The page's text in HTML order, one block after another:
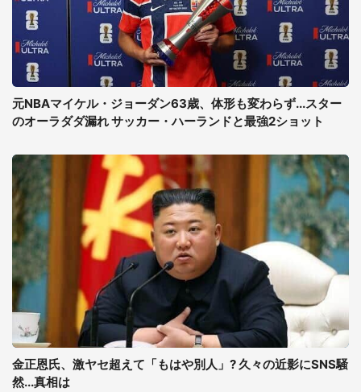
元NBAマイケル・ジョーダン63歳、体形も変わらず...スター
のオーラダダ漏れ サッカー・ハーランドと最強2ショット
金正恩氏、激ヤセ超えて「もはや別人」? 久々の近影にSNS騒
然...真相は